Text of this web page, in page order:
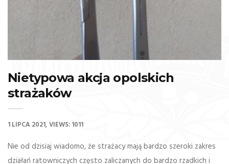
Nietypowa akcja opolskich
strażaków
1 LIPCA 2021 VIEWS: 1011
Nie od dzisiaj wiadomo, że strażacy mają bardzo szeroki zakres
działań ratowniczych często zaliczanych do bardzo rzadkich i